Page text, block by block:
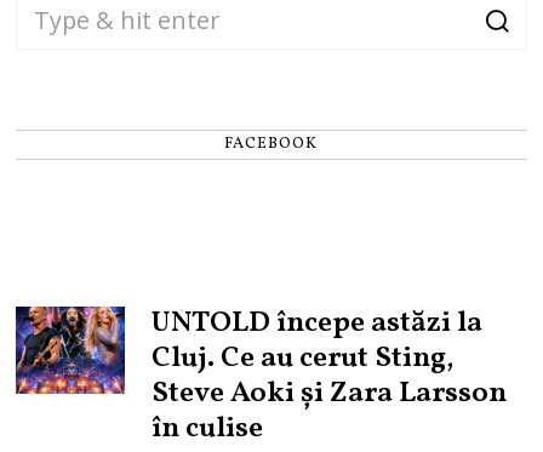
FACEBOOK
UNTOLD începe astăzi la
Cluj. Ce au cerut Sting,
Steve Aoki și Zara Larsson
în culise